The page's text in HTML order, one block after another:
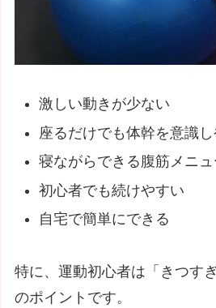
激しい動きが少ない
座るだけでも体幹を意識
寝ながらできる腹筋メニ
初心者でも続けやすい
自宅で簡単にできる
特に、運動初心者は「きつす
のポイントです。